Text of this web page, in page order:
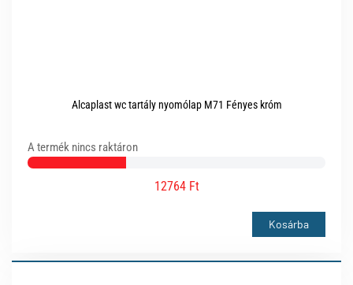
Alcaplast wc tartály nyomólap M71 Fényes króm
A termék nincs raktáron
12764 Ft
Kosárba